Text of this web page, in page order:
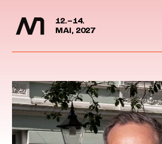
Jump to content
12.–14.
MAI, 2027